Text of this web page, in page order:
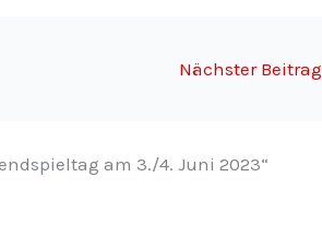
Nächster Beitrag
am 3./4. Juni 2023“